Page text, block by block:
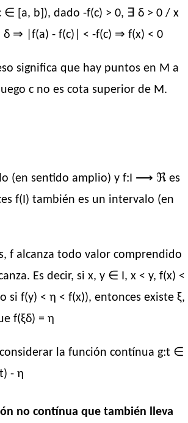
∈ [a, b]), dado -f(c) > 0, ∃ δ > 0 / x
⇒ |f(a) - f(c)| < -f(c) ⇒ f(x) < 0
significa que hay puntos en M a
c no es cota superior de M.
(en sentido amplio) y f:I ⟶ ℜ es
f(I) también es un intervalo (en
f alcanza todo valor comprendido
Es decir, si x, y ∈ I, x < y, f(x) <
si f(y) < η < f(x)), entonces existe ξ,
f(ξδ) = η
la función contínua g:t ∈
- η
no contínua que también lleva